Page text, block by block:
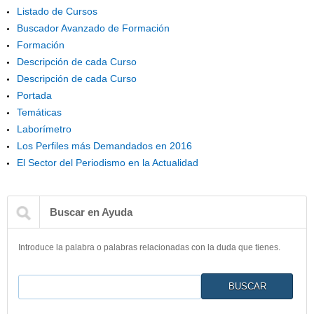
Listado de Cursos
Buscador Avanzado de Formación
Formación
Descripción de cada Curso
Descripción de cada Curso
Portada
Temáticas
Laborímetro
Los Perfiles más Demandados en 2016
El Sector del Periodismo en la Actualidad
Buscar en Ayuda
Introduce la palabra o palabras relacionadas con la duda que tienes.
Buscar